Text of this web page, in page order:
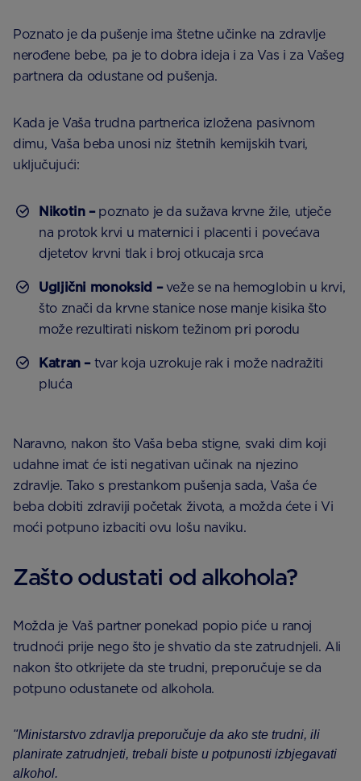
Poznato je da pušenje ima štetne učinke na zdravlje
nerođene bebe, pa je to dobra ideja i za Vas i za Vašeg
partnera da odustane od pušenja.
Kada je Vaša trudna partnerica izložena pasivnom
dimu, Vaša beba unosi niz štetnih kemijskih tvari,
uključujući:
Nikotin – poznato je da sužava krvne žile, utječe
na protok krvi u maternici i placenti i povećava
djetetov krvni tlak i broj otkucaja srca
Ugljični monoksid –veže se na hemoglobin u krvi,
što znači da krvne stanice nose manje kisika što
može rezultirati niskom težinom pri porodu
Katran – tvar koja uzrokuje rak i može nadražiti
pluća
Naravno, nakon što Vaša beba stigne, svaki dim koji
udahne imat će isti negativan učinak na njezino
zdravlje. Tako s prestankom pušenja sada, Vaša će
beba dobiti zdraviji početak života, a možda ćete i Vi
moći potpuno izbaciti ovu lošu naviku.
Zašto odustati od alkohola?
Možda je Vaš partner ponekad popio piće u ranoj
trudnoći prije nego što je shvatio da ste zatrudnjeli. Ali
nakon što otkrijete da ste trudni, preporučuje se da
potpuno odustanete od alkohola.
"Ministarstvo zdravlja preporučuje da ako ste trudni, ili
planirate zatrudnjeti, trebali biste u potpunosti izbjegavati
alkohol.